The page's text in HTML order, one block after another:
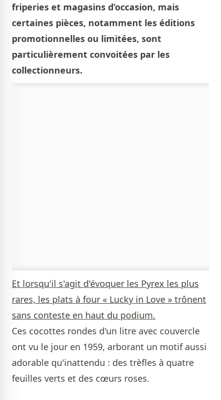
friperies et magasins d’occasion, mais
certaines pièces, notamment les éditions
promotionnelles ou limitées, sont
particulièrement convoitées par les
collectionneurs.
Et lorsqu'il s'agit d'évoquer les Pyrex les plus
rares, les plats à four « Lucky in Love » trônent
sans conteste en haut du podium.
Ces cocottes rondes d'un litre avec couvercle
ont vu le jour en 1959, arborant un motif aussi
adorable qu'inattendu : des trèfles à quatre
feuilles verts et des cœurs roses.